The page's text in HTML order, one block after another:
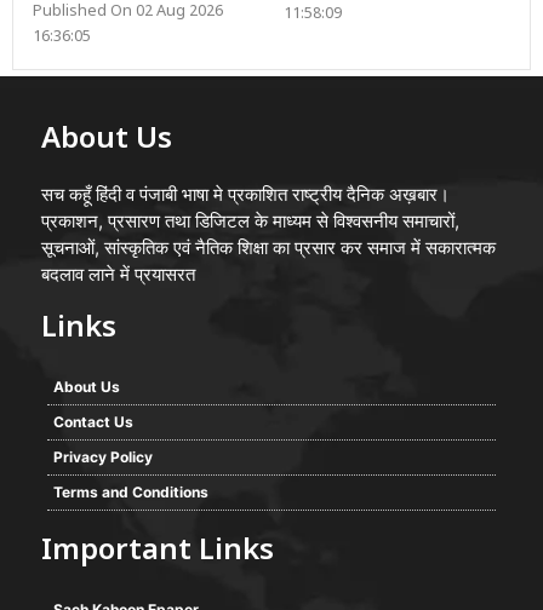
Published On 02 Aug 2026
16:36:05
11:58:09
About Us
सच कहूँ हिंदी व पंजाबी भाषा मे प्रकाशित राष्ट्रीय दैनिक अख़बार।
प्रकाशन, प्रसारण तथा डिजिटल के माध्यम से विश्वसनीय समाचारों,
सूचनाओं, सांस्कृतिक एवं नैतिक शिक्षा का प्रसार कर समाज में सकारात्मक
बदलाव लाने में प्रयासरत
Links
About Us
Contact Us
Privacy Policy
Terms and Conditions
Important Links